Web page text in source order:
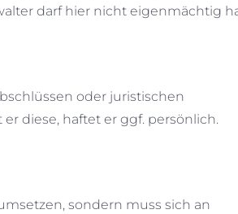
darf hier nicht eigenmächtig
oder juristischen
diese, haftet er ggf. persönlich.
sondern muss sich an